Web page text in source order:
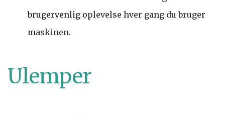
brugervenlig oplevelse hver gang du bruger
maskinen.
Ulemper